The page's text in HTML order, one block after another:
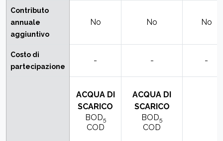
Contributo
annuale
aggiuntivo
No No No
Costo di
partecipazione
- - -
ACQUA DI
SCARICO
BOD5
COD
ACQUA DI
SCARICO
BOD5
COD